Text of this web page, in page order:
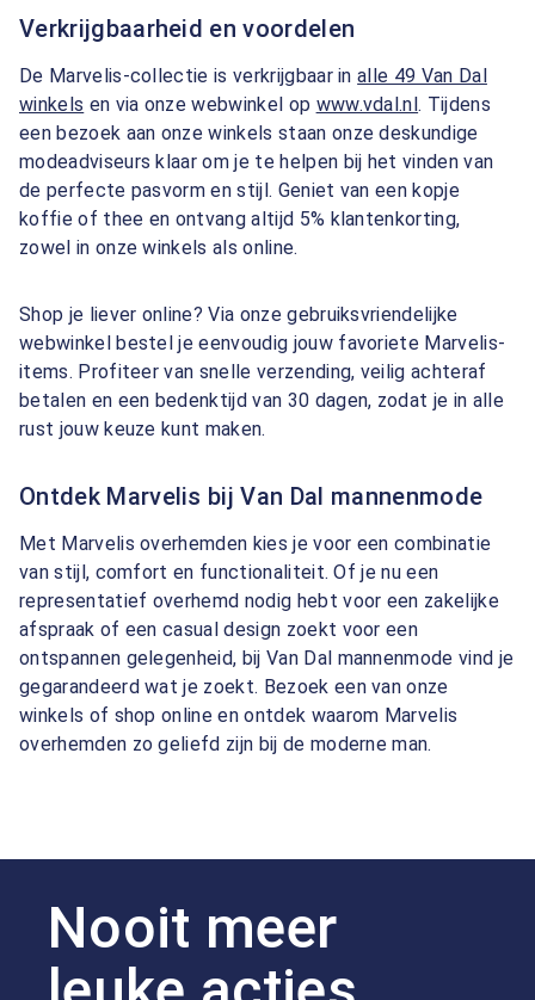
Verkrijgbaarheid en voordelen
De Marvelis-collectie is verkrijgbaar inalle 49 Van Dal
winkels en via onze webwinkel op www.vdal.nl. Tijdens
een bezoek aan onze winkels staan onze deskundige
modeadviseurs klaar om je te helpen bij het vinden van
de perfecte pasvorm en stijl. Geniet van een kopje
koffie of thee en ontvang altijd 5% klantenkorting,
zowel in onze winkels als online.
Shop je liever online? Via onze gebruiksvriendelijke
webwinkel bestel je eenvoudig jouw favoriete Marvelis-
items. Profiteer van snelle verzending, veilig achteraf
betalen en een bedenktijd van 30 dagen, zodat je in alle
rust jouw keuze kunt maken.
Ontdek Marvelis bij Van Dal mannenmode
Met Marvelis overhemden kies je voor een combinatie
van stijl, comfort en functionaliteit. Of je nu een
representatief overhemd nodig hebt voor een zakelijke
afspraak of een casual design zoekt voor een
ontspannen gelegenheid, bij Van Dal mannenmode vind je
gegarandeerd wat je zoekt. Bezoek een van onze
winkels of shop online en ontdek waarom Marvelis
overhemden zo geliefd zijn bij de moderne man.
Nooit meer